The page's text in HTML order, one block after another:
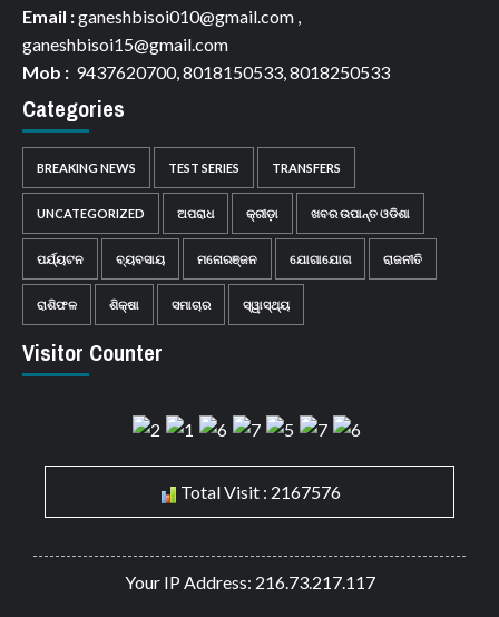
Email :ganeshbisoi010@gmail.com ,
ganeshbisoi15@gmail.com
Mob : 9437620700, 8018150533, 8018250533
Categories
BREAKING NEWS TEST SERIES TRANSFERS
UNCATEGORIZED ଅପରାଧ କ୍ରୀଡ଼ା ଖବର ଉପାନ୍ତ ଓଡିଶା
ପର୍ଯ୍ୟଟନ ବ୍ୟବସାୟ ମନୋରଞ୍ଜନ ଯୋଗାଯୋଗ ରାଜନୀତି
ରାଶିଫଳ ଶିକ୍ଷା ସମାଚାର ସ୍ୱାସ୍ଥ୍ୟ
Visitor Counter
Total Visit : 2167576
Your IP Address: 216.73.217.117